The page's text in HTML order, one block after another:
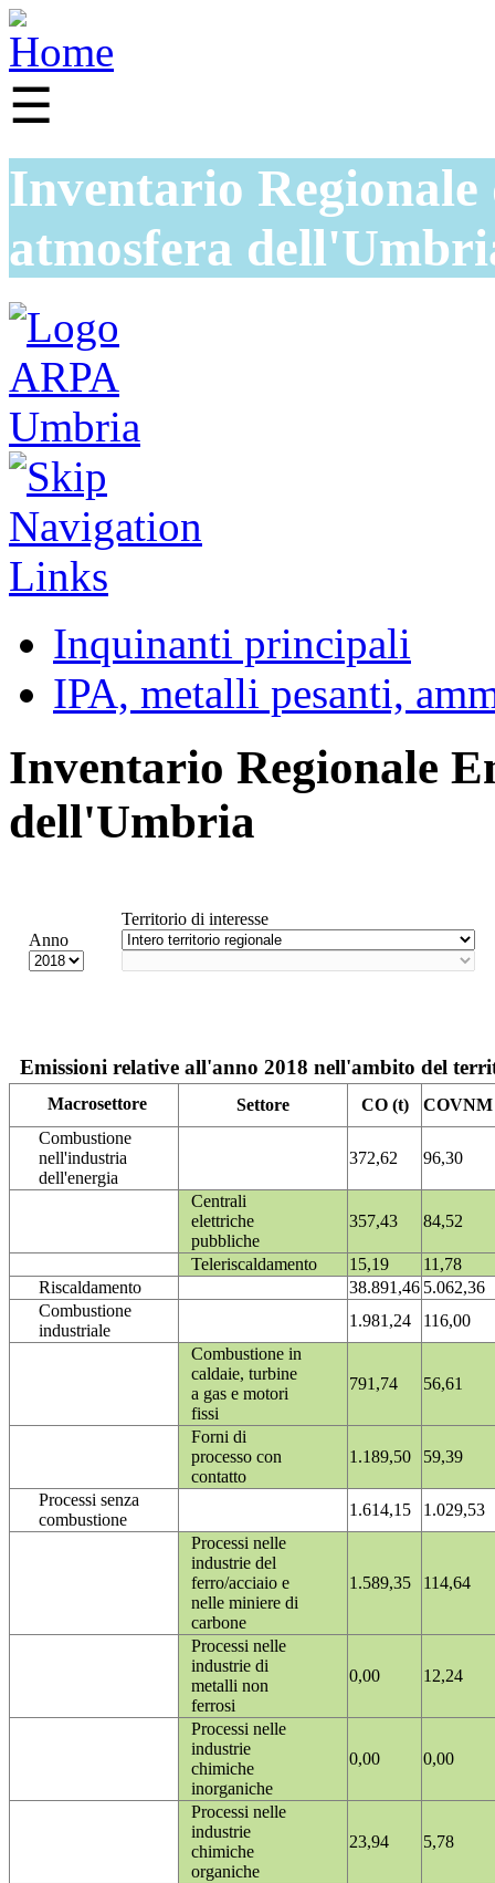
☰
Inventario
atmosfera
Inquinanti principali
IPA, metalli pesanti,
Inventario Regionale
dell'Umbria
Anno
Territorio di interesse
Emissioni relative all'anno 2018 nell'ambito del
Macrosettore Settore CO (t)
COVNM
Combustione
nell'industria
dell'energia
372,62 96,30
Centrali
elettriche
pubbliche
357,43 84,52
Teleriscaldamento 15,19
11,78
Riscaldamento
38.891,46 5.062,36
Combustione
industriale
1.981,24
116,00
Combustione in
caldaie, turbine
a gas e motori
fissi
791,74 56,61
Forni di
processo con
contatto
1.189,50 59,39
Processi senza
combustione
1.614,15
1.029,53
Processi nelle
industrie del
ferro/acciaio e
nelle miniere di
carbone
1.589,35 114,64
Processi nelle
industrie di
metalli non
ferrosi
0,00 12,24
Processi nelle
industrie
chimiche
inorganiche
0,00 0,00
Processi nelle
industrie
chimiche
organiche
23,94 5,78